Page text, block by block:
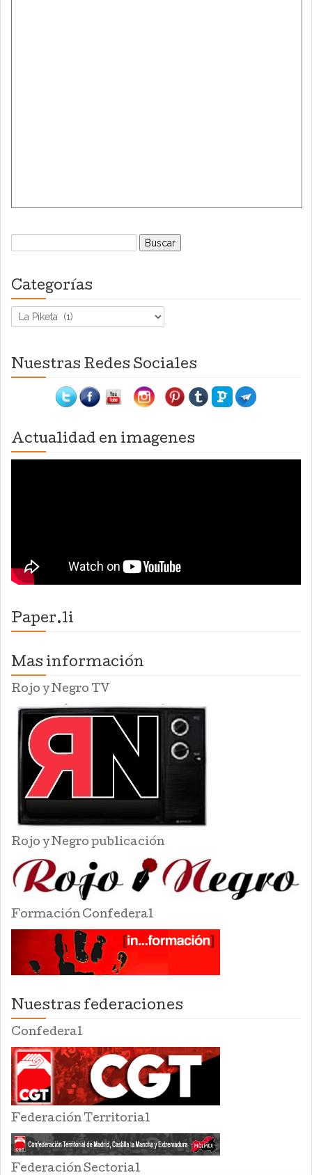
Buscar:
Categorías
Categorías
Nuestras Redes Sociales
Actualidad en imagenes
Paper.li
Mas información
Rojo y Negro TV
Rojo y Negro publicación
Formación Confederal
Nuestras federaciones
Confederal
Federación Territorial
Federación Sectorial